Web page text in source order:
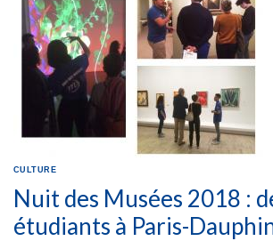
CULTURE
Nuit des Musées 2018 :
étudiants à Paris-